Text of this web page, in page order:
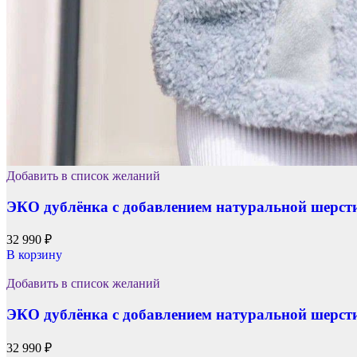
Добавить в список желаний
ЭКО дублёнка с добавлением натуральной
32 990 ₽
В корзину
Добавить в список желаний
ЭКО дублёнка с добавлением натуральной
32 990 ₽